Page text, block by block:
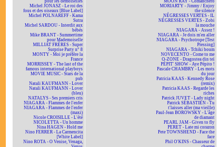
pour les demoiselles
Michel JONASZ - Le roi des
fous et des oiseaux [Blue Label]
Michel POLNAREFF - Kama
Sutra
Michel SARDOU - Interdit aux
bébés
Mike BRANT - Summertime
pour Mademoiselle
MILLIAT FRÈRES - Super
Surprise Party n° 8
MONTY - Moi je préfère la
France
MORRISSEY - The last of the
famous international playboys
MOVIE MUSIC - Stars de la
pub
Natali KAUFMANN - Lover
Natali KAUFMANN - Lover
(bleu)
NATALYS - Ses premiers cris
NIAGARA - Flammes de l'enfer
NIAGARA - Flammes de l'enfer
(maxi)
Nicole CROISILLE - L'été
NICOLETTA - Un homme
Nina HAGEN - Hold me
Nino FERRER - La Carmencita
[White Label]
Nino ROTA - O Venise, Venaga,
MOON RAY - Comanchero
MORIARTY - Jimmy / Enjoy
the silence
NÉGRESSES VERTES - IL
NÉGRESSES VERTES - Zobi
la mouche
NIAGARA - Assez !
NIAGARA - Je dois m'en aller
NIAGARA - Psychotrope [Test
Pressing]
NIAGARA - Tchiki boum
NOVECENTO - Come to me
O-ZONE - Dragostea din teï
PÉPIT' SHOW - Aye Pépito !
Pascale CHAMBRY - Les mots
du jour
Patricia KAAS - Kennedy Rose
(remix)
Patricia KAAS - Regarde les
riches
Patrick JUVET - Lady night
Patrick SÉBASTIEN - Tu
t'laisses aller (ma vieille)
Paul-Jean BOROWSKY - L'âge
de diamant
PEARL JAM - Given to fly
PERET - Late mi corazon
Pete TOWNSHEND - Face the
face
Phil O'KINS - Chasseur de